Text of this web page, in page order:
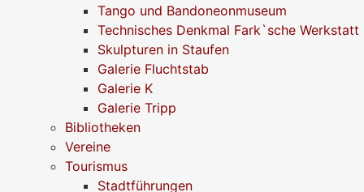
Tango und Bandoneonmuseum
Technisches Denkmal Fark`sche Werkstatt
Skulpturen in Staufen
Galerie Fluchtstab
Galerie K
Galerie Tripp
Bibliotheken
Vereine
Tourismus
Stadtführungen